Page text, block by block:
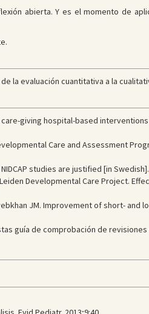
abierta. Y es el momento de
la evaluación cuantitativa a la
giving hospital-based
Care and Assessment
studies are justified [in Swedish].
Leiden Developmental Care Project.
JM. Improvement of short-
guía de comprobación de